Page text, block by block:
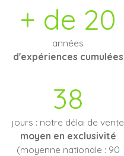
+ de 20
années
d'expériences cumulées
38
jours : notre délai de vente
moyen en exclusivité
(moyenne nationale : 90